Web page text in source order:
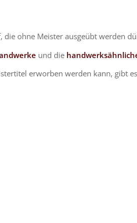
die ohne Meister ausgeübt werden
und die
erworben werden kann, gibt